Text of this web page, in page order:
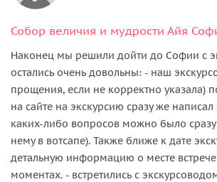
Наконец мы решили дойти до Софии с
остались очень довольны: - наш
прощения, если не корректно указала)
на сайте на экскурсию сразу же написал
каких-либо вопросов можно было
нему в вотсапе). Также ближе к дате
детальную информацию о месте
моментах. - встретились с